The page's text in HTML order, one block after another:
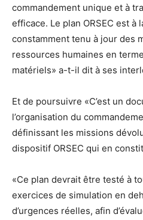
commandement unique et à
efficace. Le plan ORSEC est
constamment tenu à jour des
ressources humaines en
matériels» a-t-il dit à ses
Et de poursuivre «C’est un
l’organisation du
définissant les missions
dispositif ORSEC qui en
«Ce plan devrait être testé à
exercices de simulation en
d’urgences réelles, afin